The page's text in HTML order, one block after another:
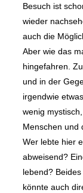
Besuch ist
wieder
auch die
Aber wie das
hingefahren.
und in der
irgendwie
wenig
Menschen und
Wer lebte hier
abweisend?
lebend?
könnte auch